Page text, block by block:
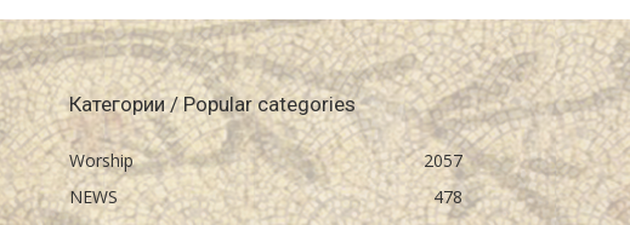
Категории / Popular categories
Worship
2057
NEWS
478